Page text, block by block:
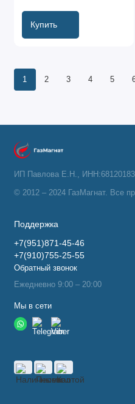
Купить
1 2 3 4 5
ИП Павлова Е.Н.,
© 2012 – 2024 ГазМагнат. Все
Поддержка
+7(951)871-45-46
+7(910)755-25-55
Обратный звонок
Ежедневно 9:00 – 20:00
Мы в сети